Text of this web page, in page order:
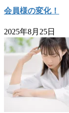
会員様の変化！
2025年8月25日